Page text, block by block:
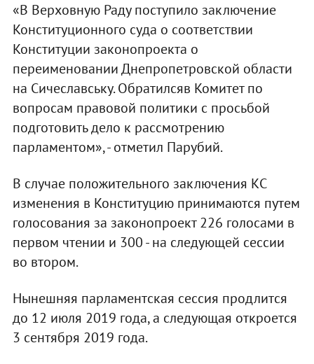
«В Верховную Раду поступило заключение
Конституционного суда о соответствии
Конституции законопроекта о
переименовании Днепропетровской области
на Сичеславську. Обратилсяв Комитет по
вопросам правовой политики с просьбой
подготовить дело к рассмотрению
парламентом», - отметил Парубий.
В случае положительного заключения КС
изменения в Конституцию принимаются путем
голосования за законопроект 226 голосами в
первом чтении и 300 - на следующей сессии
во втором.
Нынешняя парламентская сессия продлится
до 12 июля 2019 года, а следующая откроется
3 сентября 2019 года.